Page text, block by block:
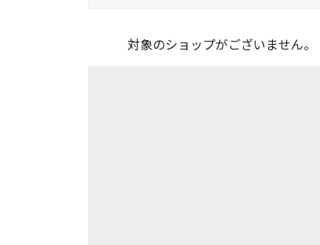
対象のショップがございません。